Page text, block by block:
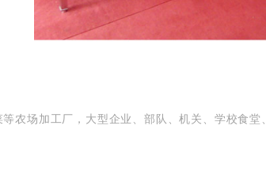
农场加工厂，大型企业、部队、机关、学校食